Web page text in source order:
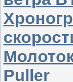
Puller